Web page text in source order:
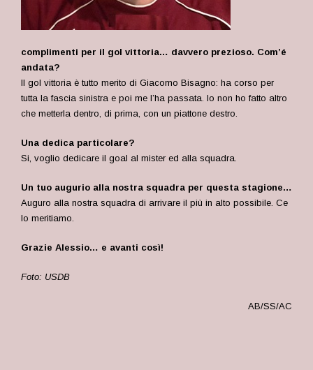
complimenti per il gol vittoria… davvero prezioso. Com’é
andata?
Il gol vittoria è tutto merito di Giacomo Bisagno: ha corso per
tutta la fascia sinistra e poi me l’ha passata. Io non ho fatto altro
che metterla dentro, di prima, con un piattone destro.
Una dedica particolare?
Si, voglio dedicare il goal al mister ed alla squadra.
Un tuo augurio alla nostra squadra per questa stagione…
Auguro alla nostra squadra di arrivare il più in alto possibile. Ce
lo meritiamo.
Grazie Alessio… e avanti così!
Foto: USDB
AB/SS/AC